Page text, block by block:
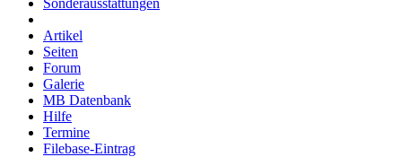
Sonderausstattungen
Artikel
Seiten
Forum
Galerie
MB Datenbank
Hilfe
Termine
Filebase-Eintrag